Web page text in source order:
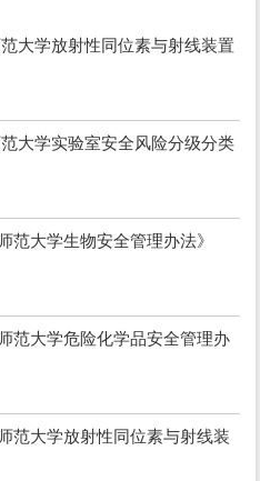
大学放射性同位素与射线装置
大学实验室安全风险分级分类
范大学生物安全管理办法》
范大学危险化学品安全管理办
范大学放射性同位素与射线装